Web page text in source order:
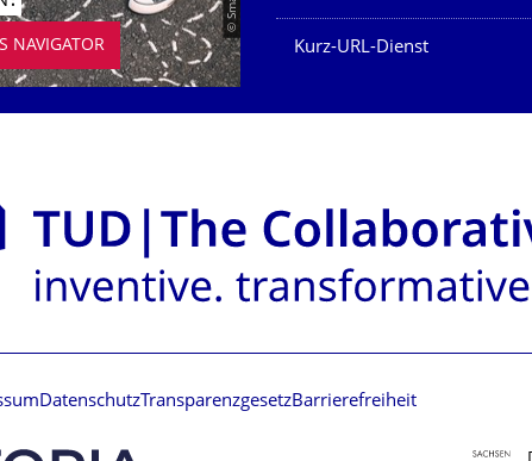
NAVIGATOR Kurz-URL-Dienst
DatenschutzTransparenzgesetzBarrierefreiheit